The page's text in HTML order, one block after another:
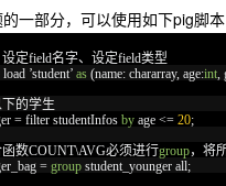
一部分，可以使用如下pig脚本
定field名字、设定field类型
load ’student’ as (name: chararray, age:int,
的学生
= filter studentInfos by age <= 20;
数COUNT\AVG必须进行group，将
= group student_younger all;